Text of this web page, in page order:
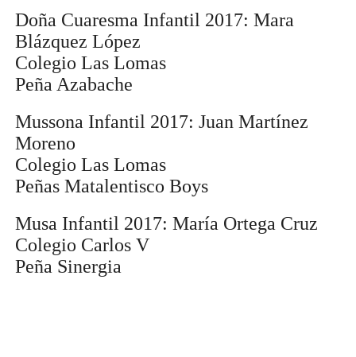
Doña Cuaresma Infantil 2017: Mara
Blázquez López
Colegio Las Lomas
Peña Azabache
Mussona Infantil 2017: Juan Martínez
Moreno
Colegio Las Lomas
Peñas Matalentisco Boys
Musa Infantil 2017: María Ortega Cruz
Colegio Carlos V
Peña Sinergia